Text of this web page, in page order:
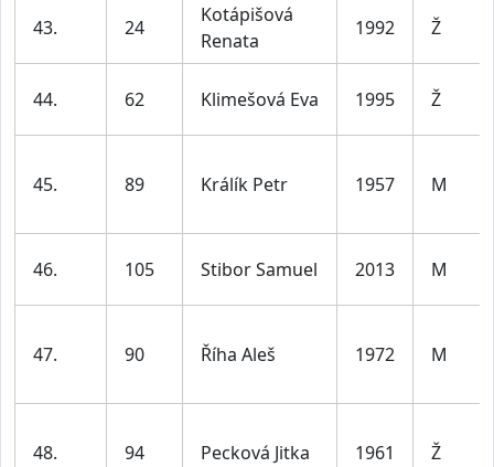
43. 24
Kotápišová
Renata
1992 Ž
44. 62 Klimešová Eva 1995 Ž
45. 89 Králík Petr 1957 M
46. 105 Stibor Samuel 2013 M
47. 90 Říha Aleš 1972 M
48. 94 Pecková Jitka 1961 Ž